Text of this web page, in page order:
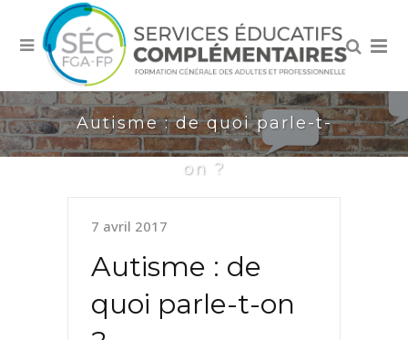
Autisme : de quoi parle-t-
on ?
7 avril 2017
Autisme : de
quoi parle-t-on